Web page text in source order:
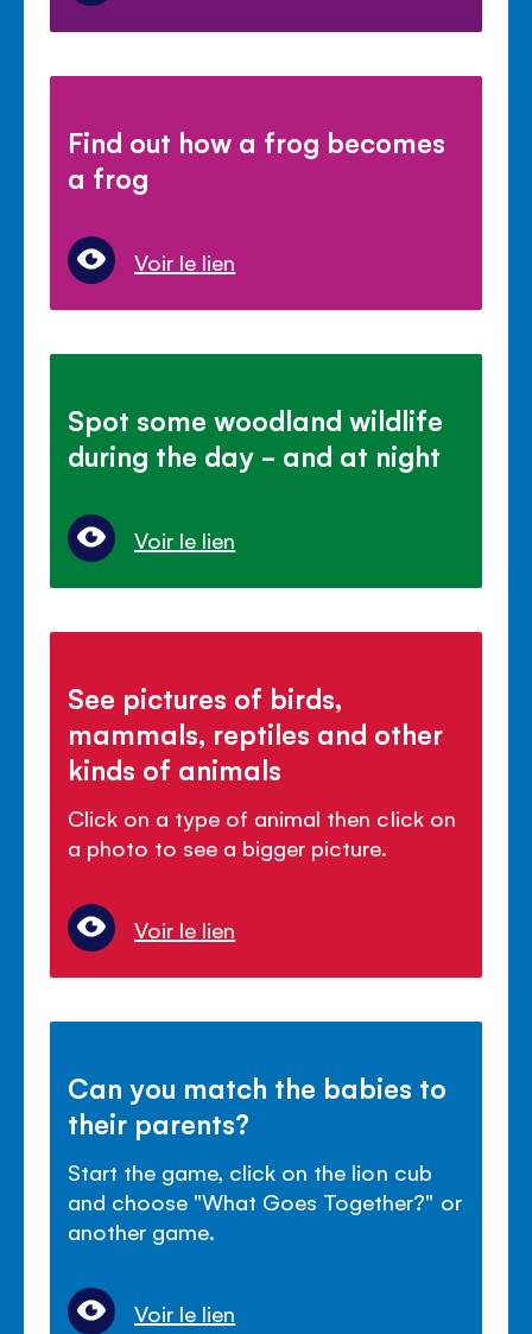
Find out how a frog becomes
a frog
Voir le lien
Spot some woodland wildlife
during the day - and at night
Voir le lien
See pictures of birds,
mammals, reptiles and other
kinds of animals
Click on a type of animal then click on
a photo to see a bigger picture.
Voir le lien
Can you match the babies to
their parents?
Start the game, click on the lion cub
and choose "What Goes Together?" or
another game.
Voir le lien